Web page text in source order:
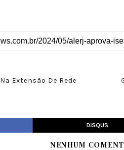
Extensão De Rede
DISQUS
NENHUM